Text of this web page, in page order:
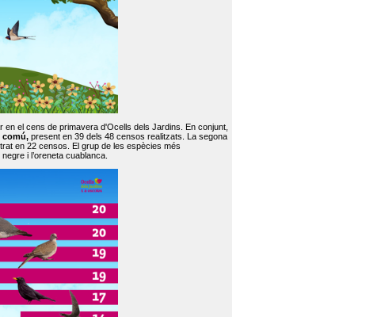
el cens de primavera d'Ocells dels Jardins. En conjunt,
comú, present en 39 dels 48 censos realitzats. La segona
en 22 censos. El grup de les espècies més
i l’oreneta cuablanca.